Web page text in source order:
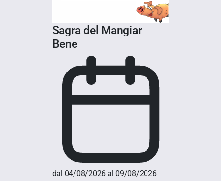
Sagra del Mangiar
Bene
dal 04/08/2026 al 09/08/2026